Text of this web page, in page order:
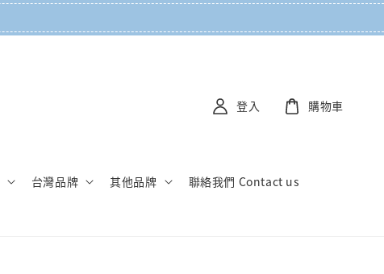
台灣品牌 其他品牌 聯絡我們 Contact us
登入 購物車